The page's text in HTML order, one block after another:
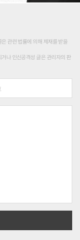
관련 법률에 의해 제재를 받을
나 인신공격성 글은 관리자의 판